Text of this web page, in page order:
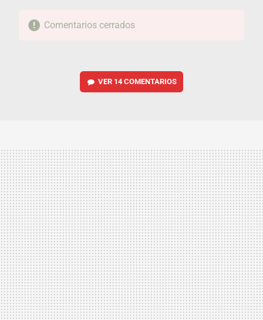
Comentarios cerrados
VER 14 COMENTARIOS